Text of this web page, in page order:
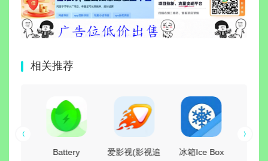
相关推荐
Battery
爱影视(影视追
冰箱Ice Box